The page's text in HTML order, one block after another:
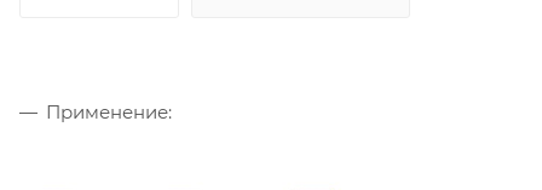
Применение: